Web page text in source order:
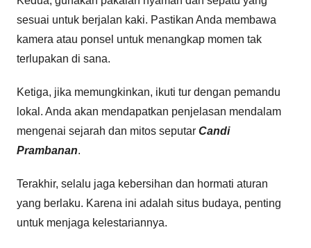
sesuai untuk berjalan kaki. Pastikan Anda membawa
kamera atau ponsel untuk menangkap momen tak
terlupakan di sana.
Ketiga, jika memungkinkan, ikuti tur dengan pemandu
lokal. Anda akan mendapatkan penjelasan mendalam
mengenai sejarah dan mitos seputar Candi
Prambanan.
Terakhir, selalu jaga kebersihan dan hormati aturan
yang berlaku. Karena ini adalah situs budaya, penting
untuk menjaga kelestariannya.